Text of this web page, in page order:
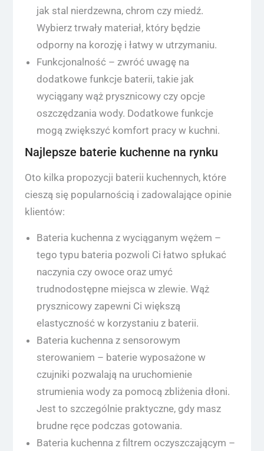
jak stal nierdzewna, chrom czy miedź.
Wybierz trwały materiał, który będzie
odporny na korozję i łatwy w utrzymaniu.
Funkcjonalność – zwróć uwagę na
dodatkowe funkcje baterii, takie jak
wyciągany wąż prysznicowy czy opcje
oszczędzania wody. Dodatkowe funkcje
mogą zwiększyć komfort pracy w kuchni.
Najlepsze baterie kuchenne na rynku
Oto kilka propozycji baterii kuchennych, które
cieszą się popularnością i zadowalające opinie
klientów:
Bateria kuchenna z wyciąganym wężem –
tego typu bateria pozwoli Ci łatwo spłukać
naczynia czy owoce oraz umyć
trudnodostępne miejsca w zlewie. Wąż
prysznicowy zapewni Ci większą
elastyczność w korzystaniu z baterii.
Bateria kuchenna z sensorowym
sterowaniem – baterie wyposażone w
czujniki pozwalają na uruchomienie
strumienia wody za pomocą zbliżenia dłoni.
Jest to szczególnie praktyczne, gdy masz
brudne ręce podczas gotowania.
Bateria kuchenna z filtrem oczyszczającym –